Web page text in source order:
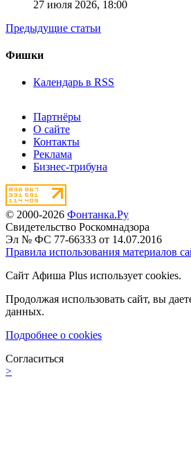
27 июля 2026, 18:00
Предыдущие статьи
Фишки
Календарь в RSS
Партнёры
О сайте
Контакты
Реклама
Бизнес-трибуна
© 2000-2026 Фонтанка.Ру
Свидетельство Роскомнадзора
Эл № ФС 77-66333 от 14.07.2016
Правила использования материалов
Сайт Афиша Plus использует cookies.
Продолжая использовать сайт, вы
данных.
Подробнее о cookies
Согласиться
>